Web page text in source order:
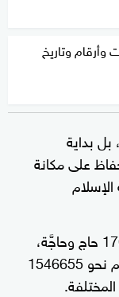
بداية
على مكانة
وبلغ عدد حجاج موسم الحج الجاري 1707301 حاج وحاجَّة،
وفقاً لبيانات هيئة الإحصاء السعودية، بينهم نحو 1546655